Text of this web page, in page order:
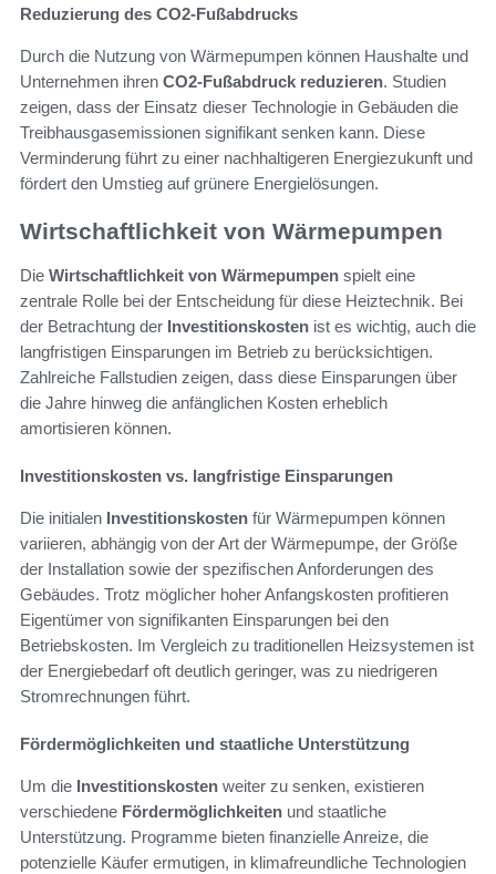
Reduzierung des CO2-Fußabdrucks
Durch die Nutzung von Wärmepumpen können Haushalte und
Unternehmen ihren CO2-Fußabdruck reduzieren. Studien
zeigen, dass der Einsatz dieser Technologie in Gebäuden die
Treibhausgasemissionen signifikant senken kann. Diese
Verminderung führt zu einer nachhaltigeren Energiezukunft und
fördert den Umstieg auf grünere Energielösungen.
Wirtschaftlichkeit von Wärmepumpen
Die Wirtschaftlichkeit von Wärmepumpen spielt eine
zentrale Rolle bei der Entscheidung für diese Heiztechnik. Bei
der Betrachtung der Investitionskosten ist es wichtig, auch die
langfristigen Einsparungen im Betrieb zu berücksichtigen.
Zahlreiche Fallstudien zeigen, dass diese Einsparungen über
die Jahre hinweg die anfänglichen Kosten erheblich
amortisieren können.
Investitionskosten vs. langfristige Einsparungen
Die initialen Investitionskosten für Wärmepumpen können
variieren, abhängig von der Art der Wärmepumpe, der Größe
der Installation sowie der spezifischen Anforderungen des
Gebäudes. Trotz möglicher hoher Anfangskosten profitieren
Eigentümer von signifikanten Einsparungen bei den
Betriebskosten. Im Vergleich zu traditionellen Heizsystemen ist
der Energiebedarf oft deutlich geringer, was zu niedrigeren
Stromrechnungen führt.
Fördermöglichkeiten und staatliche Unterstützung
Um die Investitionskosten weiter zu senken, existieren
verschiedene Fördermöglichkeiten und staatliche
Unterstützung. Programme bieten finanzielle Anreize, die
potenzielle Käufer ermutigen, in klimafreundliche Technologien